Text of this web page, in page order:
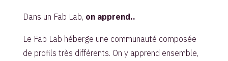
Dans un Fab Lab, on apprend..
Le Fab Lab héberge une communauté composée
de profils très différents. On y apprend ensemble,